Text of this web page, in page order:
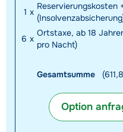
1 x
Reservierungskosten
6 x
Ortstaxe, ab 18
pro Nacht)
Gesamtsumme
Option